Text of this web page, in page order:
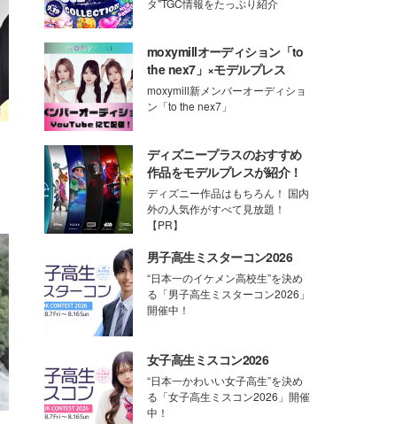
タ"TGC情報をたっぷり紹介
moxymillオーディション「to
the nex7」×モデルプレス
moxymill新メンバーオーディショ
ン「to the nex7」
ディズニープラスのおすすめ
作品をモデルプレスが紹介！
ディズニー作品はもちろん！ 国内
外の人気作がすべて見放題！
【PR】
男子高生ミスターコン2026
“日本一のイケメン高校生”を決め
る「男子高生ミスターコン2026」
開催中！
女子高生ミスコン2026
“日本一かわいい女子高生”を決め
る「女子高生ミスコン2026」開催
中！